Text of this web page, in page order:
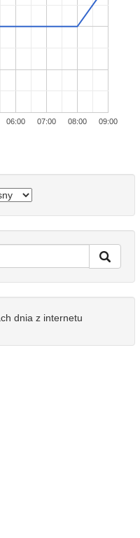
06:00 07:00 08:00 09:00
dnia z internetu